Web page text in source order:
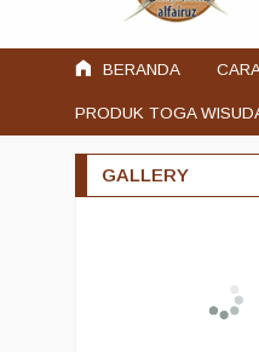
BERANDA
PRODUK TOGA
GALLERY